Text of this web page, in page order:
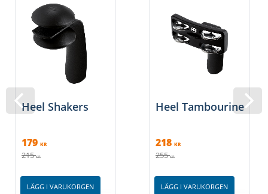
Heel Shakers
179 KR
215 KR
LÄGG I VARUKORGEN
Heel Tambourine
218 KR
255 KR
LÄGG I VARUKORGEN